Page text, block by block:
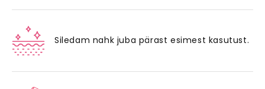
Siledam nahk juba pärast esimest kasutust.